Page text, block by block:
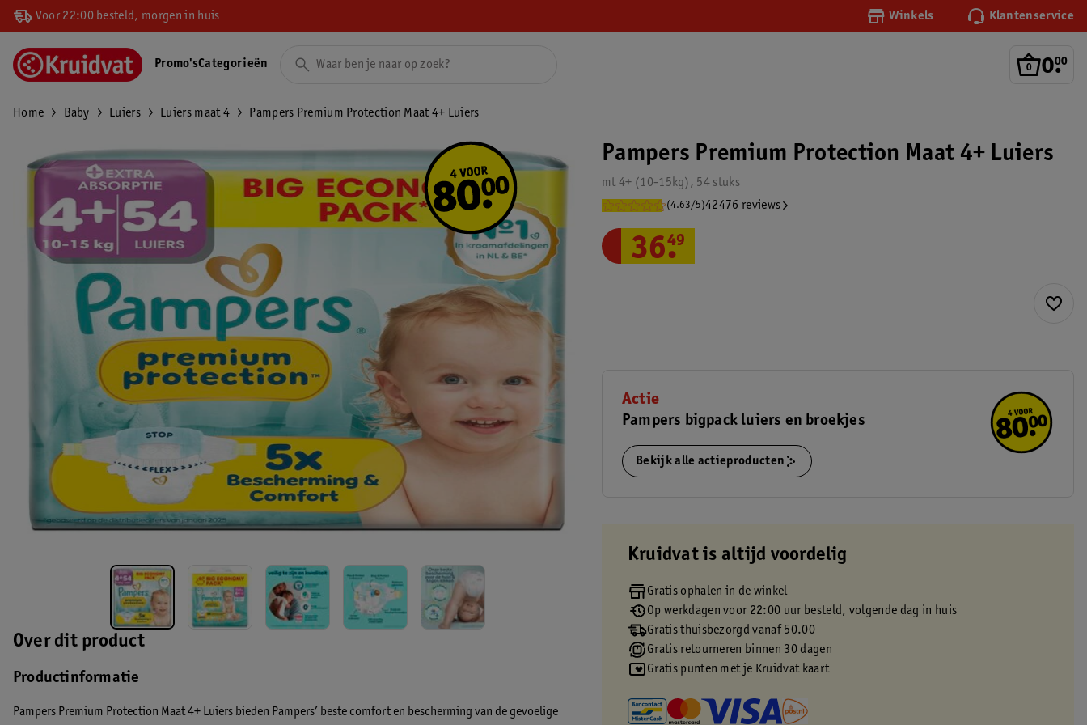
Voor 22:00 besteld, morgen in huis Winkels Klantenservice
0.
00
Promo'sCategorieën
Home Baby Luiers Luiers maat 4 Pampers Premium Protection Maat 4+ Luiers
Over dit product
Productinformatie
Pampers Premium Protection Maat 4+ Luiers bieden Pampers’ beste comfort en bescherming van de gevoelige
Pampers Premium Protection Maat 4+ Luiers
mt 4+ (10-15kg), 54 stuks
(4.63/5)42476 reviews
36.
49
Actie
Pampers bigpack luiers en broekjes
Bekijk alle actieproducten
Kruidvat is altijd voordelig
Gratis ophalen in de winkel
Op werkdagen voor 22:00 uur besteld, volgende dag in huis
Gratis thuisbezorgd vanaf 50.00
Gratis retourneren binnen 30 dagen
Gratis punten met je Kruidvat kaart